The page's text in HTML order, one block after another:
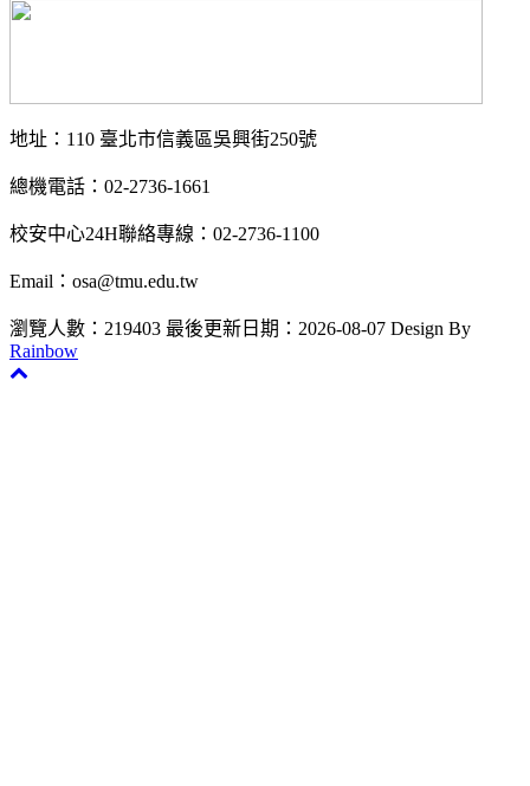
地址：110 臺北市信義區吳興街250號
總機電話：02-2736-1661
校安中心24H聯絡專線：02-2736-1100
Email：osa@tmu.edu.tw
瀏覽人數：219403 最後更新日期：2026-08-07 Design By
Rainbow